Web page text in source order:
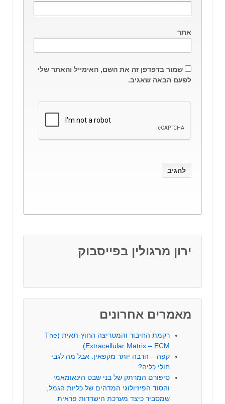
אתר
שמור בדפדפן זה את השם, האימייל והאתר שלי
לפעם הבאה שאגיב.
ירון מרגולין בפייסבוק
מאמרים אחרונים
רקמת החיבור והמטריצה החוץ-תאית (The
Extracellular Matrix – ECM)
קפה – הרבה יותר מקפאין. אבל מה לגבי
חולי כליה?
סיפורם המרתק של בני שבט הינאומאמי
והסוד הפיזיולוגי המדהים של כליות הגמל,
שמסביר כיצד מערכת הישרדות פראית